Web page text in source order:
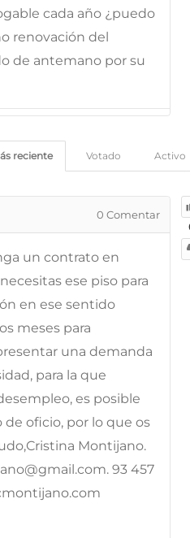
cada año ¿puedo
renovación del
de antemano por su
Activo
Votado
reciente
0 Comentar
un contrato en
ese piso para
en ese sentido
meses para
una demanda
para la que
es posible
oficio, por lo que os
Montijano.
93 457